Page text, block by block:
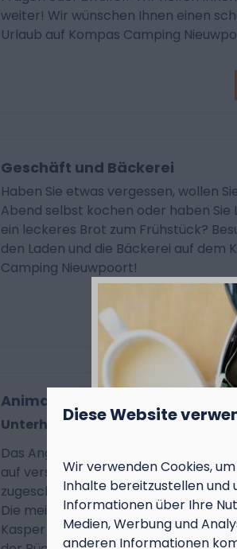
weiter! Wir wünschen Ihnen einen
Urlaub auf Kompas Camping
Geschäft und Bäckerei
Haben Sie etwas vergessen, wollen
Abend selbst kochen oder haben Sie
ein leckeres Brot zum Frühstück?
den Laden und die Bäckerei auf dem
Camping Nieuwpoort!
Animation
Unterhaltungsprogramm
Das Angebot wechselt in jedem
auf verschiedene Altersgruppen und
zugeschnitten. Es gibt immer etwas
Die meisten Aktivitäten finden im und
Kasper Club statt, dem
Diese Website
Wir verwenden Cookies,
Inhalte bereitzustellen und
Informationen über Ihre
Medien, Werbung und
anderen Informationen